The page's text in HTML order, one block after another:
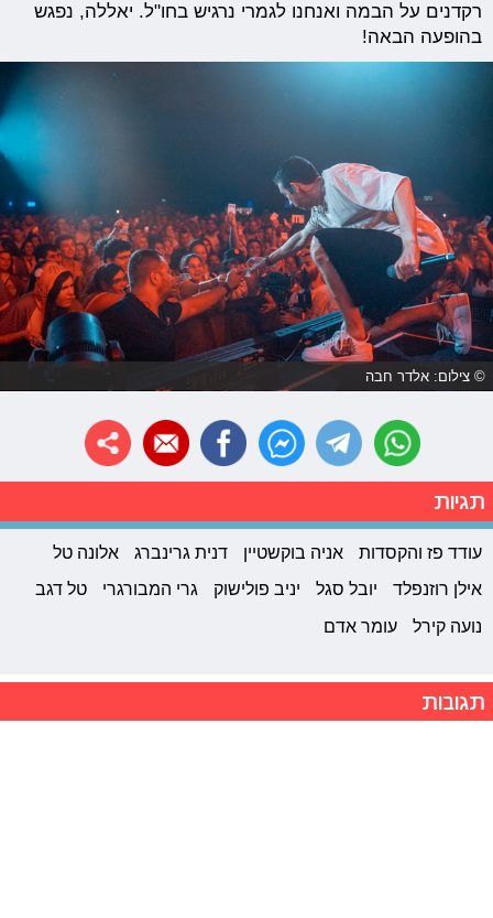
רקדנים על הבמה ואנחנו לגמרי נרגיש בחו"ל. יאללה, נפגש
בהופעה הבאה!
© צילום: אלדר חבה
תגיות
עודד פז והקסדות אניה בוקשטיין דנית גרינברג
אלונה טל
אילן רוזנפלד
יובל סגל יניב פולישוק גרי המבורגרי
טל דגב
נועה קירל
עומר אדם
תגובות